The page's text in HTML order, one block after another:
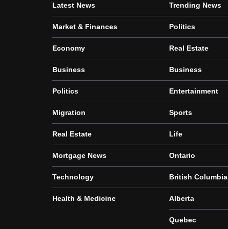
Latest News
Market & Finances
Economy
Business
Politics
Migration
Real Estate
Mortgage News
Technology
Health & Medicine
Trending News
Politics
Real Estate
Business
Entertainment
Sports
Life
Ontario
British Columbia
Alberta
Quebec